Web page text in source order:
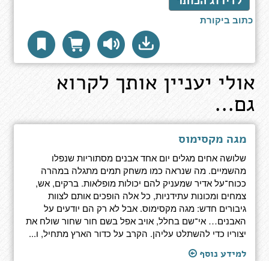
כתוב ביקורת
אולי יעניין אותך לקרוא
גם...
מגה מקסימוס
שלושה אחים מגלים יום אחד אבנים מסתוריות שנפלו
מהשמיים. מה שנראה כמו משחק תמים מתגלה במהרה
ככוח־על אדיר שמעניק להם יכולות מופלאות. ברקים, אש,
צמחים ומכונות עתידניות, כל אלה הופכים אותם לצוות
גיבורים חדש: מגה מקסימוס. אבל לא רק הם יודעים על
האבנים… אי־שם בחלל, אויב אפל בשם חור שחור שולח את
יצוריו כדי להשתלט עליהן. הקרב על כדור הארץ מתחיל, ו...
למידע נוסף